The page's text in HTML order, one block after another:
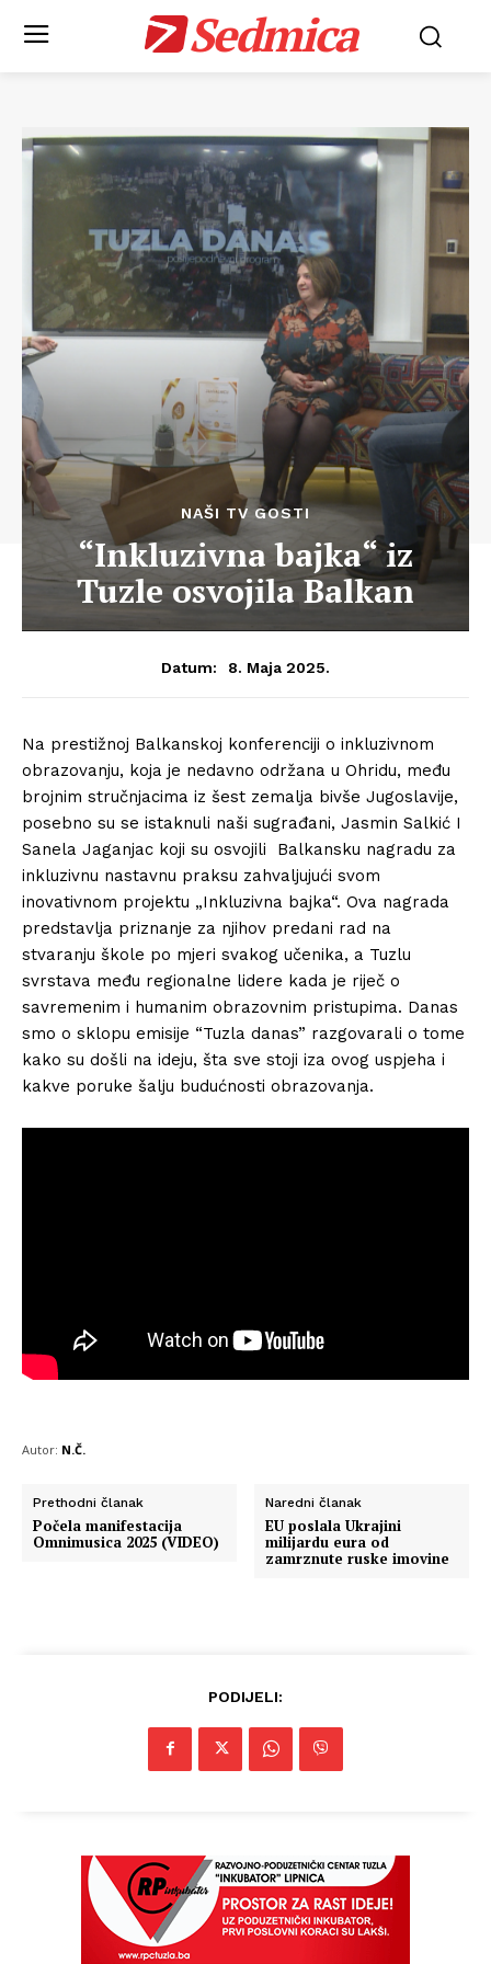
Sedmica
NAŠI TV GOSTI
“Inkluzivna bajka“ iz
Tuzle osvojila Balkan
Datum: 8. Maja 2025.
Na prestižnoj Balkanskoj konferenciji o inkluzivnom
obrazovanju, koja je nedavno održana u Ohridu, među
brojnim stručnjacima iz šest zemalja bivše Jugoslavije,
posebno su se istaknuli naši sugrađani, Jasmin Salkić I
Sanela Jaganjac koji su osvojili Balkansku nagradu za
inkluzivnu nastavnu praksu zahvaljujući svom
inovativnom projektu „Inkluzivna bajka“. Ova nagrada
predstavlja priznanje za njihov predani rad na
stvaranju škole po mjeri svakog učenika, a Tuzlu
svrstava među regionalne lidere kada je riječ o
savremenim i humanim obrazovnim pristupima. Danas
smo o sklopu emisije “Tuzla danas” razgovarali o tome
kako su došli na ideju, šta sve stoji iza ovog uspjeha i
kakve poruke šalju budućnosti obrazovanja.
Autor: N.Č.
Prethodni članak
Počela manifestacija
Omnimusica 2025 (VIDEO)
Naredni članak
EU poslala Ukrajini
milijardu eura od
zamrznute ruske imovine
PODIJELI: